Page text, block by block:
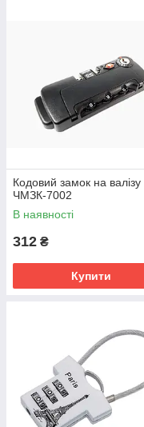
Кодовий замок на валізу
ЧМЗК-7002
В наявності
312 ₴
Купити